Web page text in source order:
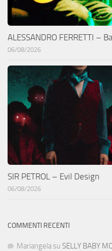
ALESSANDRO FERRETTI –
06/08/2026
SIR PETROL – Evil Design
06/08/2026
COMMENTI RECENTI
Mariangela su SELLY BABY